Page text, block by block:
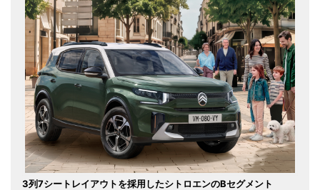
3列7シートレイアウトを採用したシトロエンのBセグメント